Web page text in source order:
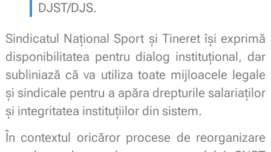
DJST/DJS.
Sindicatul Național Sport și Tineret își exprimă
disponibilitatea pentru dialog instituțional, dar
subliniază că va utiliza toate mijloacele legale
și sindicale pentru a apăra drepturile salariaților
și integritatea instituțiilor din sistem.
În contextul oricăror procese de reorganizare